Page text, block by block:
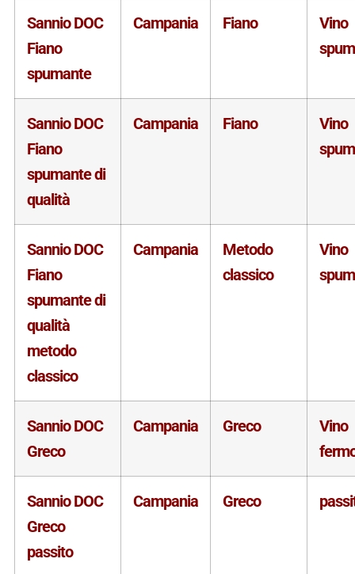
Sannio DOC
Fiano
spumante
Campania Fiano
Vino
Sannio DOC
Fiano
spumante di
qualità
Campania Fiano
Vino
Sannio DOC
Fiano
spumante di
qualità
metodo
classico
Campania
Metodo
classico
Vino
Sannio DOC
Greco
Campania Greco
Vino
Sannio DOC
Greco
passito
Campania Greco